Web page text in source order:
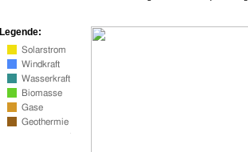
Legende: